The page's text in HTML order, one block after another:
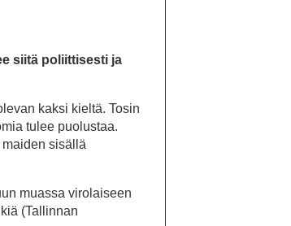
siitä poliittisesti ja
kaksi kieltä. Tosin
tulee puolustaa.
sisällä
muassa virolaiseen
(Tallinnan